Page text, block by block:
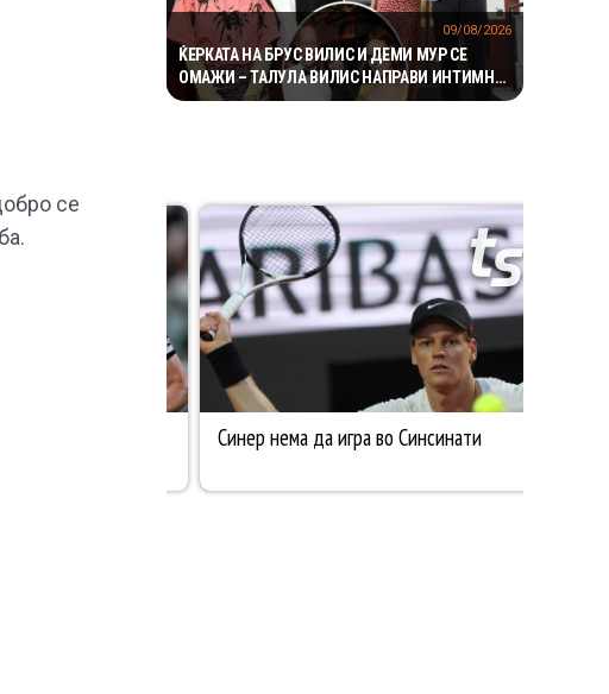
се
ЌЕРКАТА НА БРУС ВИЛИС И ДЕМИ МУР СЕ
ОМАЖИ – ТАЛУЛА ВИЛИС НАПРАВИ ИНТИМНА
СВАДБА ВО АЈДАХО
09/08/2026